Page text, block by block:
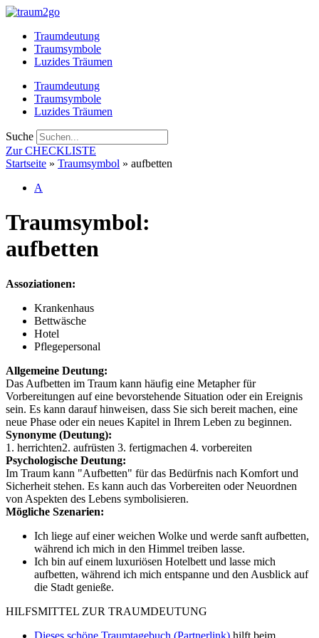
Zum
springenTraumdeutung
Traumsymbole
Luzides Träumen
Traumdeutung
Traumsymbole
Luzides Träumen
Suche
Zur CHECKLISTE
Startseite » Traumsymbol » aufbetten
A
Traumsymbol:
aufbetten
Assoziationen:
Krankenhaus
Bettwäsche
Hotel
Pflegepersonal
Allgemeine Deutung:
Das Aufbetten im Traum kann häufig eine Metapher für
Vorbereitungen auf eine bevorstehende Situation oder ein Ereignis
sein. Es kann darauf hinweisen, dass Sie sich bereit machen, eine
neue Phase oder ein neues Kapitel in Ihrem Leben zu beginnen.
Synonyme (Deutung):
1. herrichten2. aufrüsten 3. fertigmachen 4. vorbereiten
Psychologische Deutung:
Im Traum kann "Aufbetten" für das Bedürfnis nach Komfort und
Sicherheit stehen. Es kann auch das Vorbereiten oder Neuordnen
von Aspekten des Lebens symbolisieren.
Mögliche Szenarien:
Ich liege auf einer weichen Wolke und werde sanft aufbetten,
während ich mich in den Himmel treiben lasse.
Ich bin auf einem luxuriösen Hotelbett und lasse mich
aufbetten, während ich mich entspanne und den Ausblick auf
die Stadt genieße.
HILFSMITTEL ZUR TRAUMDEUTUNG
Dieses schöne Traumtagebuch (Partnerlink) hilft beim